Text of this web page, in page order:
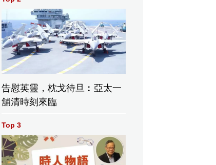
告慰英靈，枕戈待旦︰亞太一
舖清時刻來臨
Top 3